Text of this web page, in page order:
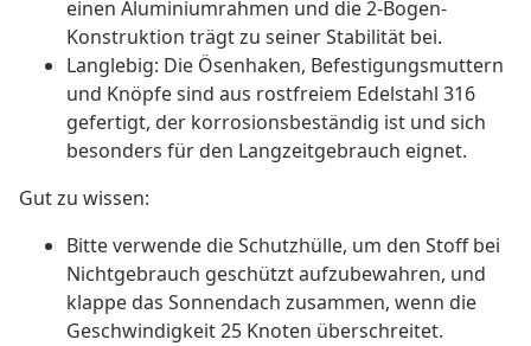
einen Aluminiumrahmen und die 2-Bogen-
Konstruktion trägt zu seiner Stabilität bei.
Langlebig: Die Ösenhaken, Befestigungsmuttern
und Knöpfe sind aus rostfreiem Edelstahl 316
gefertigt, der korrosionsbeständig ist und sich
besonders für den Langzeitgebrauch eignet.
Gut zu wissen:
Bitte verwende die Schutzhülle, um den Stoff bei
Nichtgebrauch geschützt aufzubewahren, und
klappe das Sonnendach zusammen, wenn die
Geschwindigkeit 25 Knoten überschreitet.